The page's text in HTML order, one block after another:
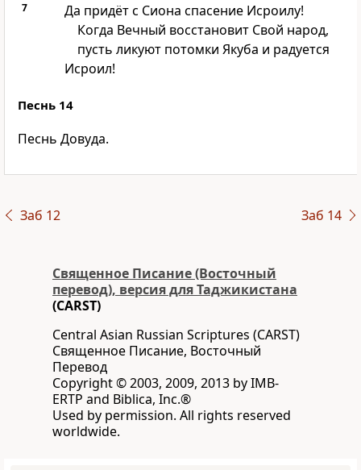
7
Да придёт с Сиона спасение Исроилу!
Когда Вечный восстановит Свой народ,
пусть ликуют потомки Якуба и радуется
Исроил!
Песнь 14
Песнь Довуда.
Заб 12 Заб 14
Священное Писание (Восточный
перевод), версия для Таджикистана
(CARST)
Central Asian Russian Scriptures (CARST)
Священное Писание, Восточный
Перевод
Copyright © 2003, 2009, 2013 by IMB-
ERTP and Biblica, Inc.®
Used by permission. All rights reserved
worldwide.